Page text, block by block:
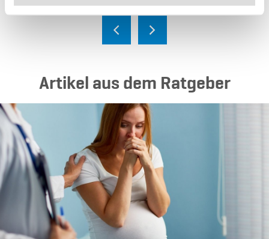
Ar­ti­kel aus dem Rat­ge­ber